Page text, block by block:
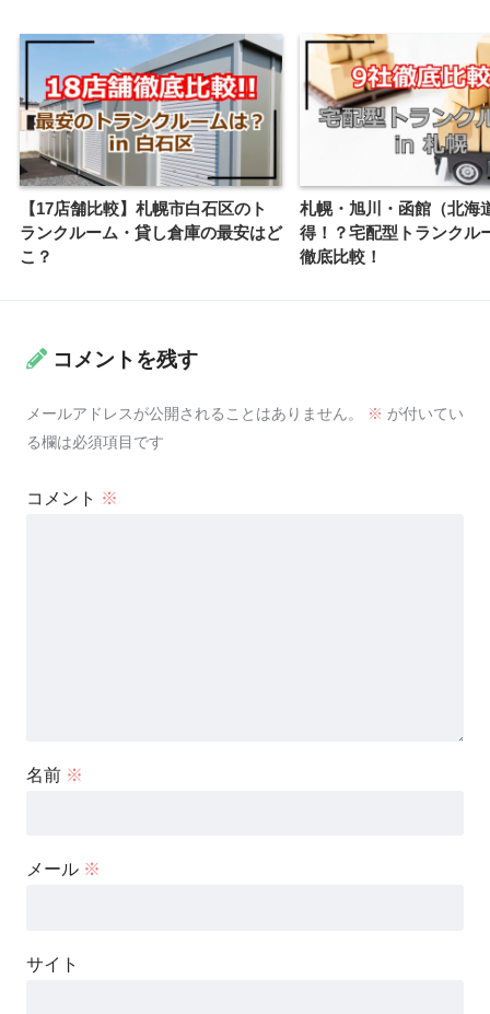
【17店舗比較】札幌市白石区のト
ランクルーム・貸し倉庫の最安はど
こ？
札幌・旭川・函館（北海
得！？宅配型トランクル
徹底比較！
コメントを残す
メールアドレスが公開されることはありません。 ※ が付いてい
る欄は必須項目です
コメント ※
名前 ※
メール ※
サイト